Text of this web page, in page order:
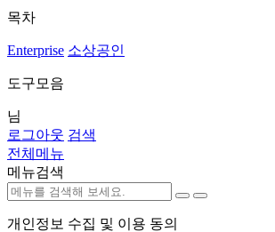
목차
Enterprise 소상공인
도구모음
님
로그아웃 검색
전체메뉴
메뉴검색
개인정보 수집 및 이용 동의